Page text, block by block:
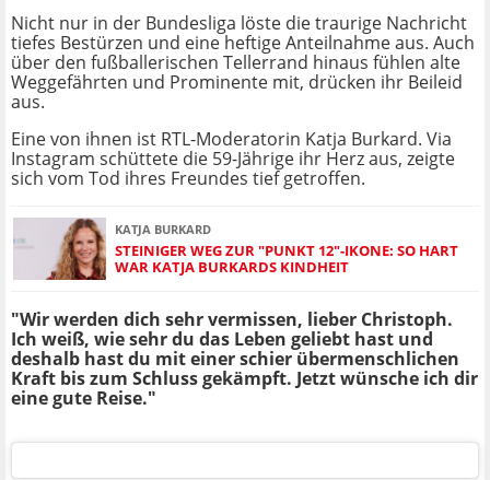
Nicht nur in der Bundesliga löste die traurige Nachricht
tiefes Bestürzen und eine heftige Anteilnahme aus. Auch
über den fußballerischen Tellerrand hinaus fühlen alte
Weggefährten und Prominente mit, drücken ihr Beileid
aus.
Eine von ihnen ist RTL-Moderatorin Katja Burkard. Via
Instagram schüttete die 59-Jährige ihr Herz aus, zeigte
sich vom Tod ihres Freundes tief getroffen.
KATJA BURKARD
STEINIGER WEG ZUR "PUNKT 12"-IKONE: SO HART
WAR KATJA BURKARDS KINDHEIT
"Wir werden dich sehr vermissen, lieber Christoph.
Ich weiß, wie sehr du das Leben geliebt hast und
deshalb hast du mit einer schier übermenschlichen
Kraft bis zum Schluss gekämpft. Jetzt wünsche ich dir
eine gute Reise."